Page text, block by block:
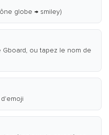
globe → smiley)
ou tapez le nom de